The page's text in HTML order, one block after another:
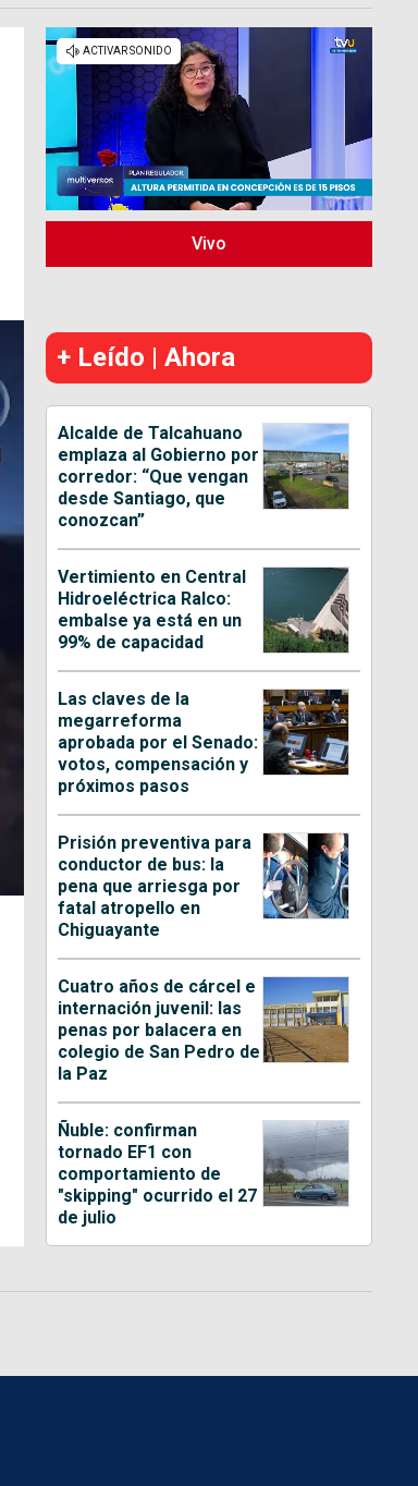
Vivo
+ Leído | Ahora
Alcalde de Talcahuano
emplaza al Gobierno por
corredor: “Que vengan
desde Santiago, que
conozcan”
Vertimiento en Central
Hidroeléctrica Ralco:
embalse ya está en un
99% de capacidad
Las claves de la
megarreforma
aprobada por el Senado:
votos, compensación y
próximos pasos
Prisión preventiva para
conductor de bus: la
pena que arriesga por
fatal atropello en
Chiguayante
Cuatro años de cárcel e
internación juvenil: las
penas por balacera en
colegio de San Pedro de
la Paz
Ñuble: confirman
tornado EF1 con
comportamiento de
"skipping" ocurrido el 27
de julio